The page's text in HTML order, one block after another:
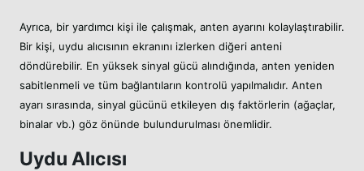
Ayrıca, bir yardımcı kişi ile çalışmak, anten ayarını kolaylaştırabilir.
Bir kişi, uydu alıcısının ekranını izlerken diğeri anteni
döndürebilir. En yüksek sinyal gücü alındığında, anten yeniden
sabitlenmeli ve tüm bağlantıların kontrolü yapılmalıdır. Anten
ayarı sırasında, sinyal gücünü etkileyen dış faktörlerin (ağaçlar,
binalar vb.) göz önünde bulundurulması önemlidir.
Uydu Alıcısı